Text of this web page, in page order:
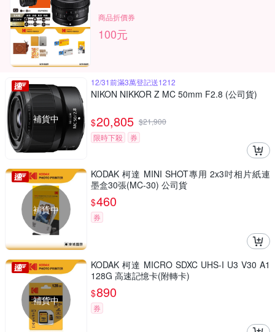
商品折價券
100元
補貨中
12/31前滿3萬登記送1212
NIKON NIKKOR Z MC 50mm F2.8 (公司貨)
$20,805 $21,900
限時下殺
券
補貨中
KODAK 柯達 MINI SHOT專用 2x3吋相片紙連
墨盒30張(MC-30) 公司貨
$460
券
補貨中
KODAK 柯達 MICRO SDXC UHS-I U3 V30 A1
128G 高速記憶卡(附轉卡)
$890
券